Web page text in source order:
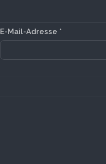
E-Mail-Adresse *